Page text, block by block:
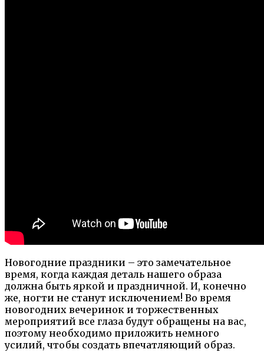
Новогодние праздники – это замечательное
время, когда каждая деталь нашего образа
должна быть яркой и праздничной. И, конечно
же, ногти не станут исключением! Во время
новогодних вечеринок и торжественных
мероприятий все глаза будут обращены на вас,
поэтому необходимо приложить немного
усилий, чтобы создать впечатляющий образ.